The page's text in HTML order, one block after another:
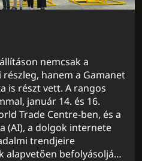
nemcsak a
hanem a Gamanet
is részt vett. A rangos
január 14. és 16.
Trade Centre-ben, és a
(AI), a dolgok internete
trendjeire
alapvetően befolyásolják